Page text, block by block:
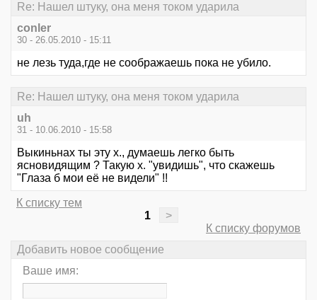
Re: Нашел штуку, она меня током ударила
conler
30 - 26.05.2010 - 15:11
не лезь туда,где не соображаешь пока не убило.
Re: Нашел штуку, она меня током ударила
uh
31 - 10.06.2010 - 15:58
Выкиньнах ты эту х., думаешь легко быть
ясновидящим ? Такую х. "увидишь", что скажешь
"Глаза б мои её не видели" !!
К списку тем
1
>
К списку форумов
Добавить новое сообщение
Ваше имя: